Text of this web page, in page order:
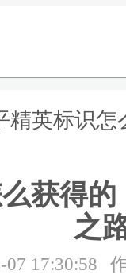
精英标识
获得
之
17:30:58